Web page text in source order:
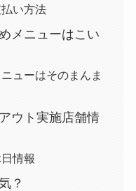
い方法
メニューはこい
ューはそのまんま
ウト実施店舗情
情報
？